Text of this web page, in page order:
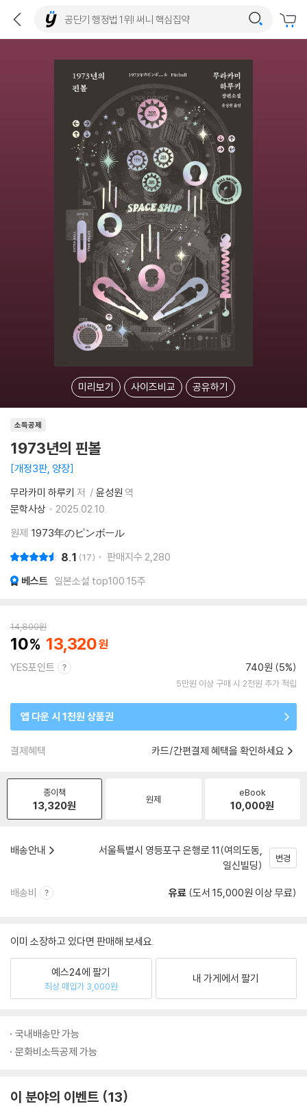
미리보기 사이즈비교 공유하기
소득공제
1973년의 핀볼
개정3판, 양장
무라카미 하루키 저 윤성원 역
문학사상
2025.02.10.
원제 1973年のピンボㅡル
8.1 17 판매지수 2,280
베스트 일본소설 top100 15주
14,800원
10 13,320
YES포인트 740원 (5%)
5만원 이상 구매 시 2천원 추가 적립
앱 다운 시 1천원 상품권
결제혜택 카드/간편결제 혜택을 확인하세요
종이책
13,320원 원제
eBook
10,000원
배송안내
서울특별시 영등포구 은행로 11(여의도동,
일신빌딩)
변경
배송비 유료 (도서 15,000원 이상 무료)
이미 소장하고 있다면 판매해 보세요.
예스24에 팔기
최상 매입가 3,000원
내 가게에서 팔기
국내배송만 가능
문화비소득공제 가능
이 분야의 이벤트 13